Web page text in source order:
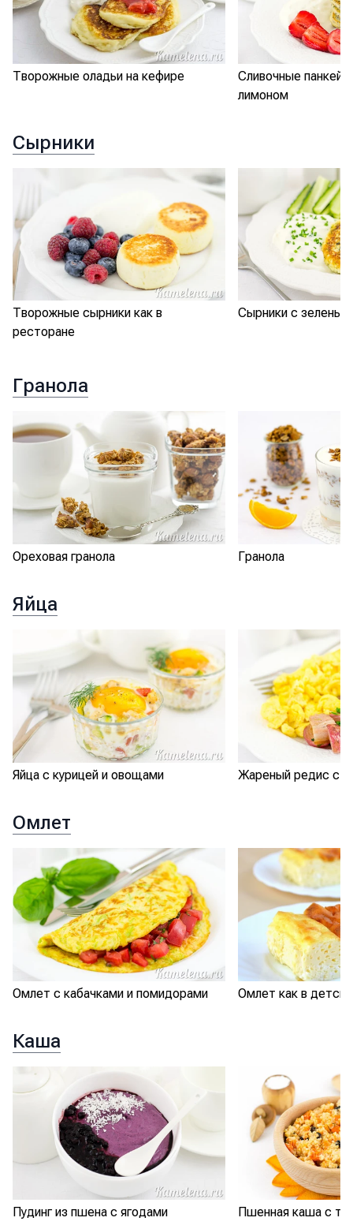
Творожные оладьи на кефире
Сливочные
лимоном
Сырники
Творожные сырники как в
ресторане
Сырники с
Гранола
Ореховая гранола Гранола
Яйца
Яйца с курицей и овощами Жареный редис с
Омлет
Омлет с кабачками и помидорами Омлет как в
Каша
Пудинг из пшена с ягодами Пшенная каша с